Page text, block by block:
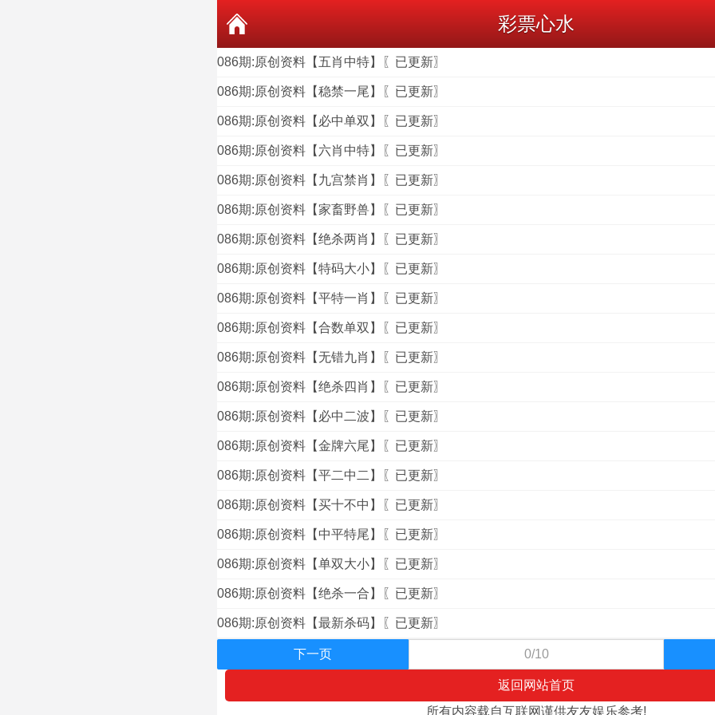
彩票心水
086期:原创资料【五肖中特】〖已更新〗
086期:原创资料【稳禁一尾】〖已更新〗
086期:原创资料【必中单双】〖已更新〗
086期:原创资料【六肖中特】〖已更新〗
086期:原创资料【九宫禁肖】〖已更新〗
086期:原创资料【家畜野兽】〖已更新〗
086期:原创资料【绝杀两肖】〖已更新〗
086期:原创资料【特码大小】〖已更新〗
086期:原创资料【平特一肖】〖已更新〗
086期:原创资料【合数单双】〖已更新〗
086期:原创资料【无错九肖】〖已更新〗
086期:原创资料【绝杀四肖】〖已更新〗
086期:原创资料【必中二波】〖已更新〗
086期:原创资料【金牌六尾】〖已更新〗
086期:原创资料【平二中二】〖已更新〗
086期:原创资料【买十不中】〖已更新〗
086期:原创资料【中平特尾】〖已更新〗
086期:原创资料【单双大小】〖已更新〗
086期:原创资料【绝杀一合】〖已更新〗
086期:原创资料【最新杀码】〖已更新〗
下一页 0/10
返回网站首页
所有内容载自互联网谨供友友娱乐参考!